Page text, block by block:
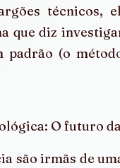
técnicos,
que diz
(o
O futuro
são irmãs de